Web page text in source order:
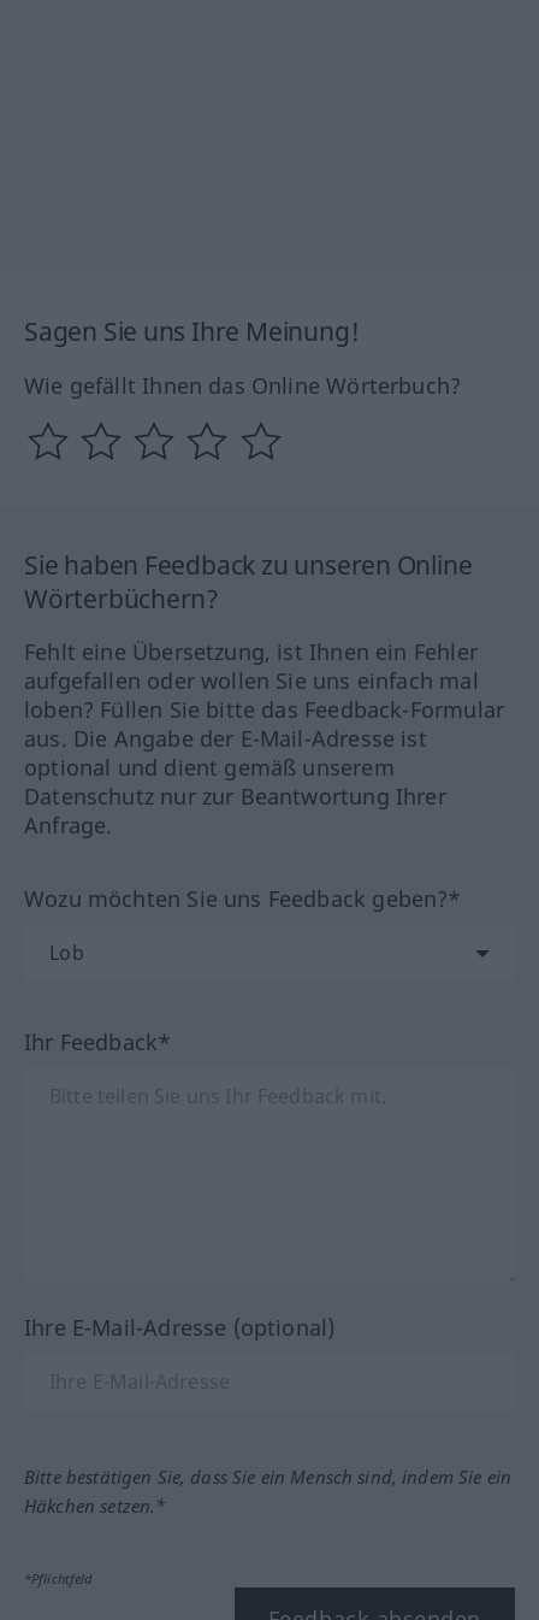
Sagen Sie uns Ihre Meinung!
Wie gefällt Ihnen das Online Wörterbuch?
Sie haben Feedback zu unseren Online
Wörterbüchern?
Fehlt eine Übersetzung, ist Ihnen ein Fehler
aufgefallen oder wollen Sie uns einfach mal
loben? Füllen Sie bitte das Feedback-Formular
aus. Die Angabe der E-Mail-Adresse ist
optional und dient gemäß unserem
Datenschutz nur zur Beantwortung Ihrer
Anfrage.
Wozu möchten Sie uns Feedback geben?*
Ihr Feedback*
Ihre E-Mail-Adresse (optional)
Bitte bestätigen Sie, dass Sie ein Mensch sind, indem Sie ein
Häkchen setzen.*
*Pflichtfeld